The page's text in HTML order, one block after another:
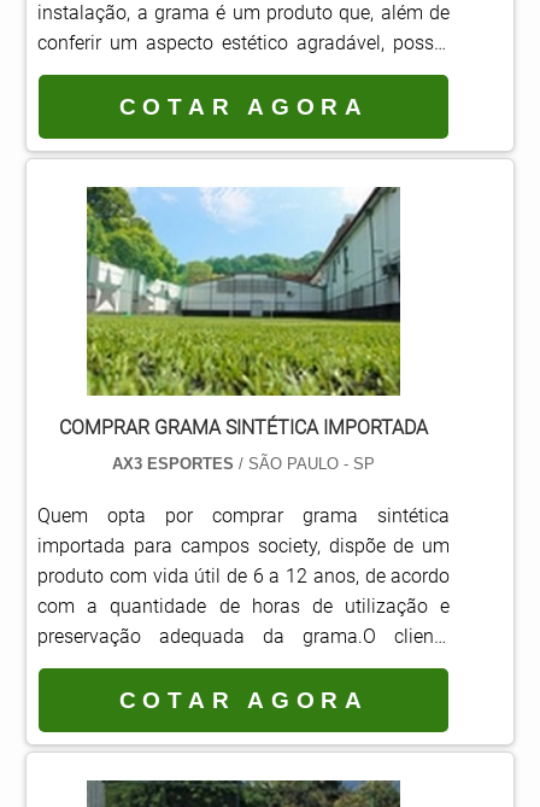
instalação, a grama é um produto que, além de
conferir um aspecto estético agradável, possui
alto índice de durabilidade. Enquanto gramados
comuns não suportam a realização de diversos
jogos em quadras, pois acabam por se
deteriorar, os gramados sintéticos possuem
uma vida útil de 6 a 12 anos. Outras vantagens
da grama sintética Não necessita de pesticidas
ou adubos i.
COTAR AGORA
COMPRAR GRAMA SINTÉTICA IMPORTADA
AX3 ESPORTES / SÃO PAULO - SP
Quem opta por comprar grama sintética
importada para campos society, dispõe de um
produto com vida útil de 6 a 12 anos, de acordo
com a quantidade de horas de utilização e
preservação adequada da grama.O cliente
precisa pesquisar empresas especializadas no
fornecimento e instalação de materiais
sintéticos, pois é importante que o
estabelecimento ofereça diversas opções de
produtos, que se adequam às necessidades de
COTAR AGORA